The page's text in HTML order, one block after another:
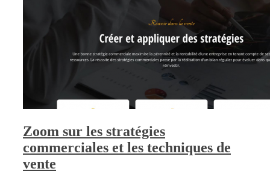
Zoom sur les stratégies
commerciales et les techniques de
vente